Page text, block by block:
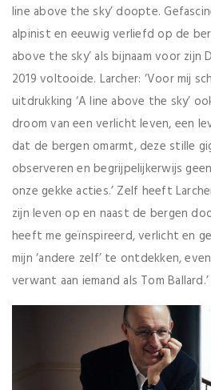
line above the sky’ doopte.
alpinist en eeuwig verliefd op de
above the sky’ als bijnaam voor zijn
2019 voltooide. Larcher: ‘Voor mij
uitdrukking ‘A line above the sky’
droom van een verlicht leven, een
dat de bergen omarmt, deze stille
observeren en begrijpelijkerwijs
onze gekke acties.’ Zelf heeft
zijn leven op en naast de bergen
heeft me geïnspireerd, verlicht en
mijn ‘andere zelf’ te ontdekken,
verwant aan iemand als Tom Ballard.’